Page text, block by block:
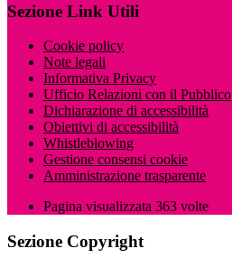
Sezione Link Utili
Cookie policy
Note legali
Informativa Privacy
Ufficio Relazioni con il Pubblico
Dichiarazione di accessibilità
Obiettivi di accessibilità
Whistleblowing
Gestione consensi cookie
Amministrazione trasparente
Pagina visualizzata 363 volte
Sezione Copyright